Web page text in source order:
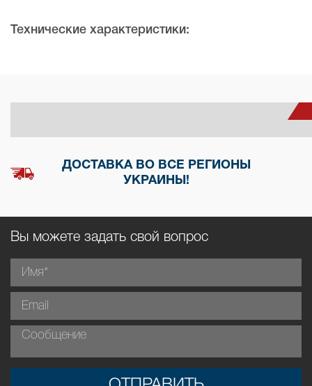
Технические характеристики:
ДОСТАВКА ВО ВСЕ РЕГИОНЫ
УКРАИНЫ!
Вы можете задать свой вопрос